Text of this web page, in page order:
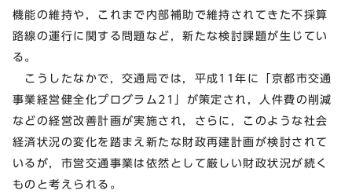
機能の維持や，これまで内部補助で維持されてきた不採算
路線の運行に関する問題など，新たな検討課題が生じてい
る。
こうしたなかで，交通局では，平成11年に「京都市交通
事業経営健全化プログラム21」が策定され，人件費の削減
などの経営改善計画が実施され，さらに，このような社会
経済状況の変化を踏まえ新たな財政再建計画が検討されて
いるが，市営交通事業は依然として厳しい財政状況が続く
ものと考えられる。